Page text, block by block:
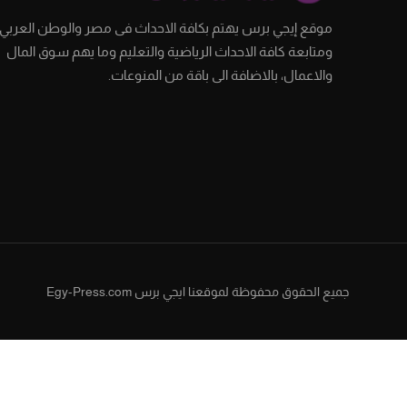
موقع إيجي برس يهتم بكافة الاحداث فى مصر والوطن
ومتابعة كافة الاحداث الرياضية والتعليم وما يهم سوق المال
والاعمال، بالاضافة الى باقة من المنوعات.
جميع الحقوق محفوظة لموقعنا ايجي برس Egy-Press.com